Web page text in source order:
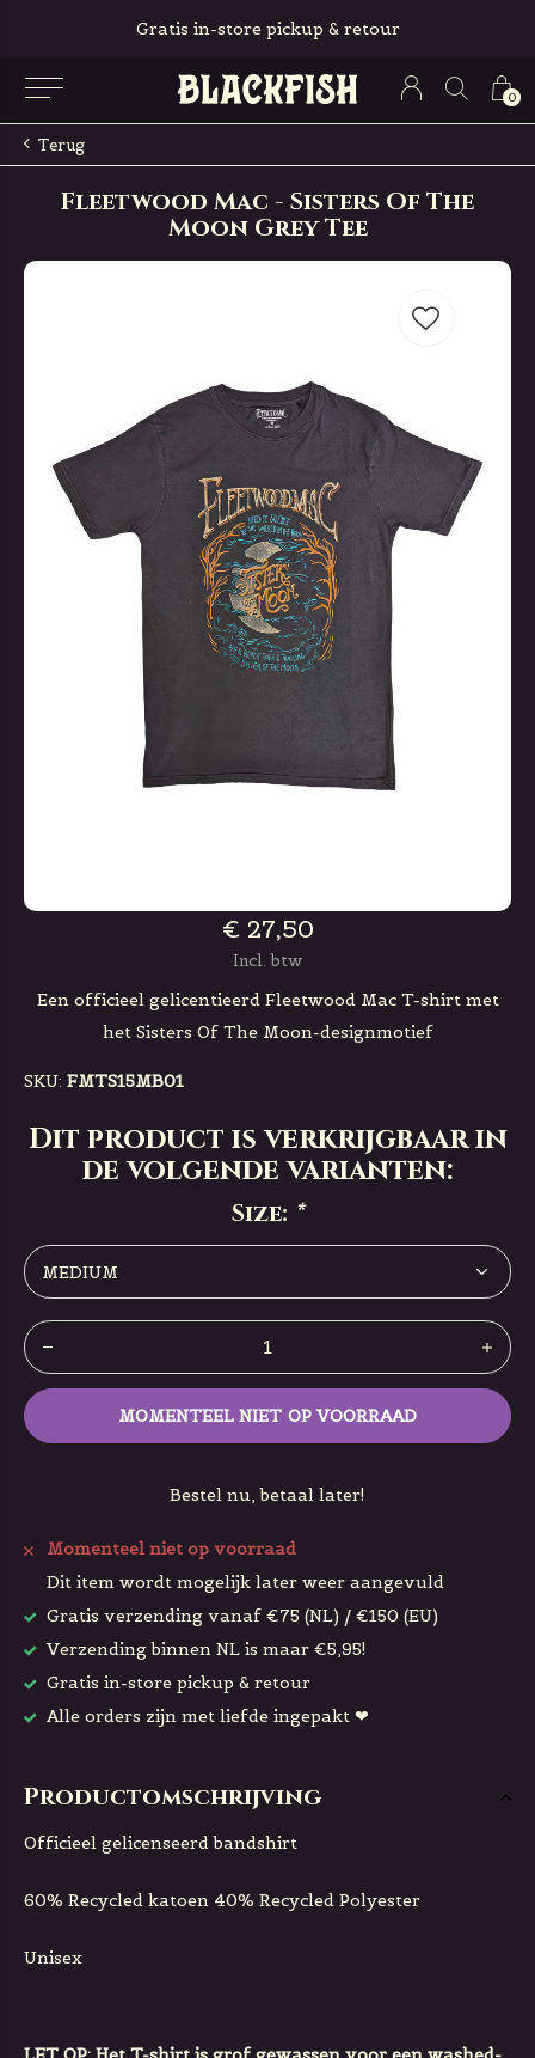
0
Gratis in-store pickup & retour
Terug
Fleetwood Mac - Sisters Of The
Moon Grey Tee
€ 27,50
Incl. btw
Een officieel gelicentieerd Fleetwood Mac T-shirt met
het Sisters Of The Moon-designmotief
SKU: FMTS15MB01
Dit product is verkrijgbaar in
de volgende varianten:
Size: *
MOMENTEEL NIET OP VOORRAAD
Bestel nu, betaal later!
Momenteel niet op voorraad
Dit item wordt mogelijk later weer aangevuld
Gratis verzending vanaf €75 (NL) / €150 (EU)
Verzending binnen NL is maar €5,95!
Gratis in-store pickup & retour
Alle orders zijn met liefde ingepakt ❤
Productomschrijving
Officieel gelicenseerd bandshirt
60% Recycled katoen 40% Recycled Polyester
Unisex